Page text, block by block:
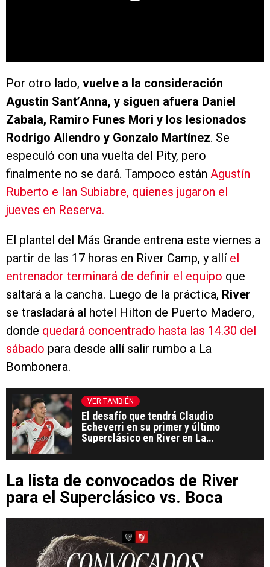
Por otro lado, vuelve a la consideración
Agustín Sant’Anna, y siguen afuera Daniel
Zabala, Ramiro Funes Mori y los lesionados
Rodrigo Aliendro y Gonzalo Martínez. Se
especuló con una vuelta del Pity, pero
finalmente no se dará. Tampoco están Agustín
Ruberto e Ian Subiabre, quienes jugaron el
jueves en Reserva.
El plantel del Más Grande entrena este viernes a
partir de las 17 horas en River Camp, y allí el
entrenador terminará de definir el equipo que
saltará a la cancha. Luego de la práctica, River
se trasladará al hotel Hilton de Puerto Madero,
donde quedará concentrado hasta las 14.30 del
sábado para desde allí salir rumbo a La
Bombonera.
VER TAMBIÉN
El desafío que tendrá Claudio
Echeverri en su primer y último
Superclásico en River en La
La lista de convocados de River
para el Superclásico vs. Boca